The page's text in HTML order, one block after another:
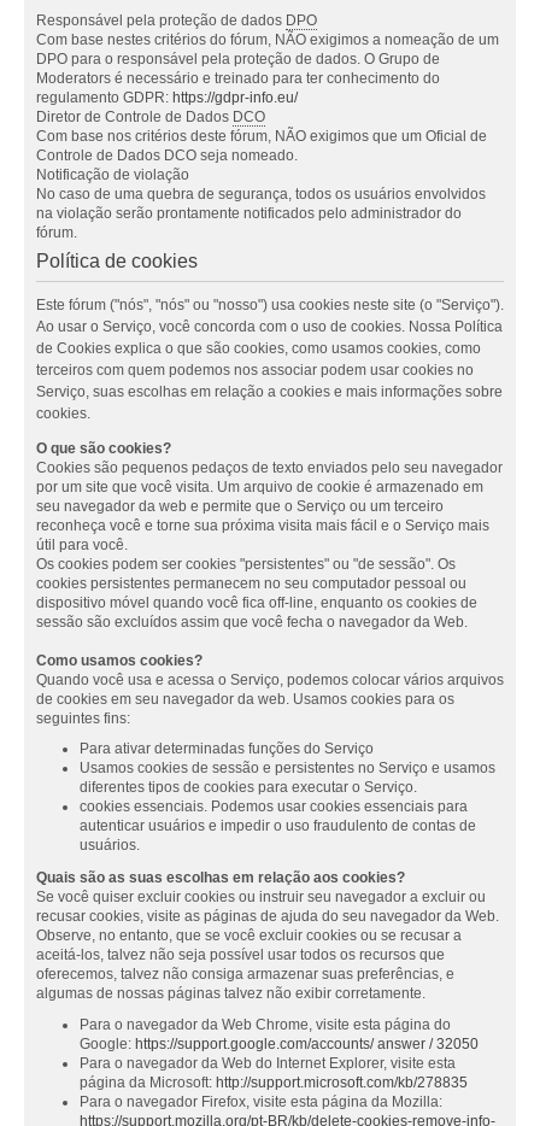
Responsável pela proteção de dados DPO
Com base nestes critérios do fórum, NÃO exigimos a nomeação de um
DPO para o responsável pela proteção de dados. O Grupo de
Moderators é necessário e treinado para ter conhecimento do
regulamento GDPR: https://gdpr-info.eu/
Diretor de Controle de Dados DCO
Com base nos critérios deste fórum, NÃO exigimos que um Oficial de
Controle de Dados DCO seja nomeado.
Notificação de violação
No caso de uma quebra de segurança, todos os usuários envolvidos
na violação serão prontamente notificados pelo administrador do
fórum.
Política de cookies
Este fórum ("nós", "nós" ou "nosso") usa cookies neste site (o "Serviço").
Ao usar o Serviço, você concorda com o uso de cookies. Nossa Política
de Cookies explica o que são cookies, como usamos cookies, como
terceiros com quem podemos nos associar podem usar cookies no
Serviço, suas escolhas em relação a cookies e mais informações sobre
cookies.
O que são cookies?
Cookies são pequenos pedaços de texto enviados pelo seu navegador
por um site que você visita. Um arquivo de cookie é armazenado em
seu navegador da web e permite que o Serviço ou um terceiro
reconheça você e torne sua próxima visita mais fácil e o Serviço mais
útil para você.
Os cookies podem ser cookies "persistentes" ou "de sessão". Os
cookies persistentes permanecem no seu computador pessoal ou
dispositivo móvel quando você fica off-line, enquanto os cookies de
sessão são excluídos assim que você fecha o navegador da Web.
Como usamos cookies?
Quando você usa e acessa o Serviço, podemos colocar vários arquivos
de cookies em seu navegador da web. Usamos cookies para os
seguintes fins:
Para ativar determinadas funções do Serviço
Usamos cookies de sessão e persistentes no Serviço e usamos
diferentes tipos de cookies para executar o Serviço.
cookies essenciais. Podemos usar cookies essenciais para
autenticar usuários e impedir o uso fraudulento de contas de
usuários.
Quais são as suas escolhas em relação aos cookies?
Se você quiser excluir cookies ou instruir seu navegador a excluir ou
recusar cookies, visite as páginas de ajuda do seu navegador da Web.
Observe, no entanto, que se você excluir cookies ou se recusar a
aceitá-los, talvez não seja possível usar todos os recursos que
oferecemos, talvez não consiga armazenar suas preferências, e
algumas de nossas páginas talvez não exibir corretamente.
Para o navegador da Web Chrome, visite esta página do
Google: https://support.google.com/accounts/ answer / 32050
Para o navegador da Web do Internet Explorer, visite esta
página da Microsoft: http://support.microsoft.com/kb/278835
Para o navegador Firefox, visite esta página da Mozilla:
https://support.mozilla.org/pt-BR/kb/delete-cookies-remove-info-